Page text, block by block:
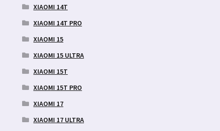
XIAOMI 14T
XIAOMI 14T PRO
XIAOMI 15
XIAOMI 15 ULTRA
XIAOMI 15T
XIAOMI 15T PRO
XIAOMI 17
XIAOMI 17 ULTRA